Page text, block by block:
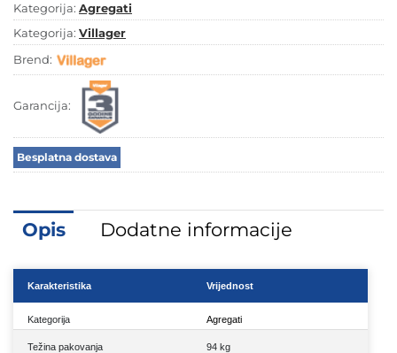
Kategorija: Agregati
Kategorija: Villager
Brend:
Garancija:
Besplatna dostava
Opis Dodatne informacije
Karakteristika Vrijednost
Kategorija Agregati
Težina pakovanja 94 kg